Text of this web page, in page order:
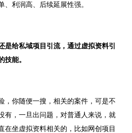
、利润高、后续延展性强。
是给私域项目引流，通过虚拟资料引
技能。
，你随便一搜，相关的案件，可是不
有，一旦出问题，对普通人来说，就
在坐虚拟资料相关的，比如网创项目